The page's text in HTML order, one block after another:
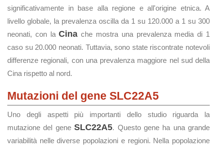
significativamente in base alla regione e all'origine etnica. A
livello globale, la prevalenza oscilla da 1 su 120.000 a 1 su 300
neonati, con laCina che mostra una prevalenza media di 1
caso su 20.000 neonati. Tuttavia, sono state riscontrate notevoli
differenze regionali, con una prevalenza maggiore nel sud della
Cina rispetto al nord.
Mutazioni del gene SLC22A5
Uno degli aspetti più importanti dello studio riguarda la
mutazione del geneSLC22A5. Questo gene ha una grande
variabilità nelle diverse popolazioni e regioni. Nella popolazione